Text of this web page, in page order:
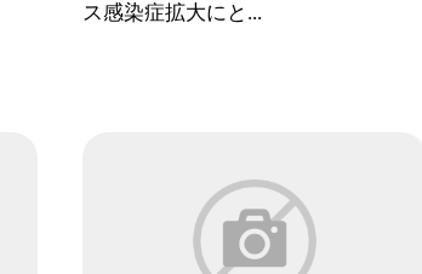
ス感染症拡大にと...